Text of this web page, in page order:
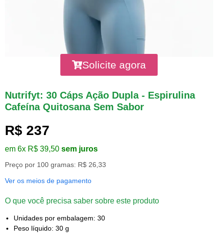
Solicite agora
Nutrifyt: 30 Cáps Ação Dupla - Espirulina
Cafeína Quitosana Sem Sabor
R$ 237
em 6x R$ 39,50 sem juros
Preço por 100 gramas: R$ 26,33
Ver os meios de pagamento
O que você precisa saber sobre este produto
Unidades por embalagem: 30
Peso líquido: 30 g